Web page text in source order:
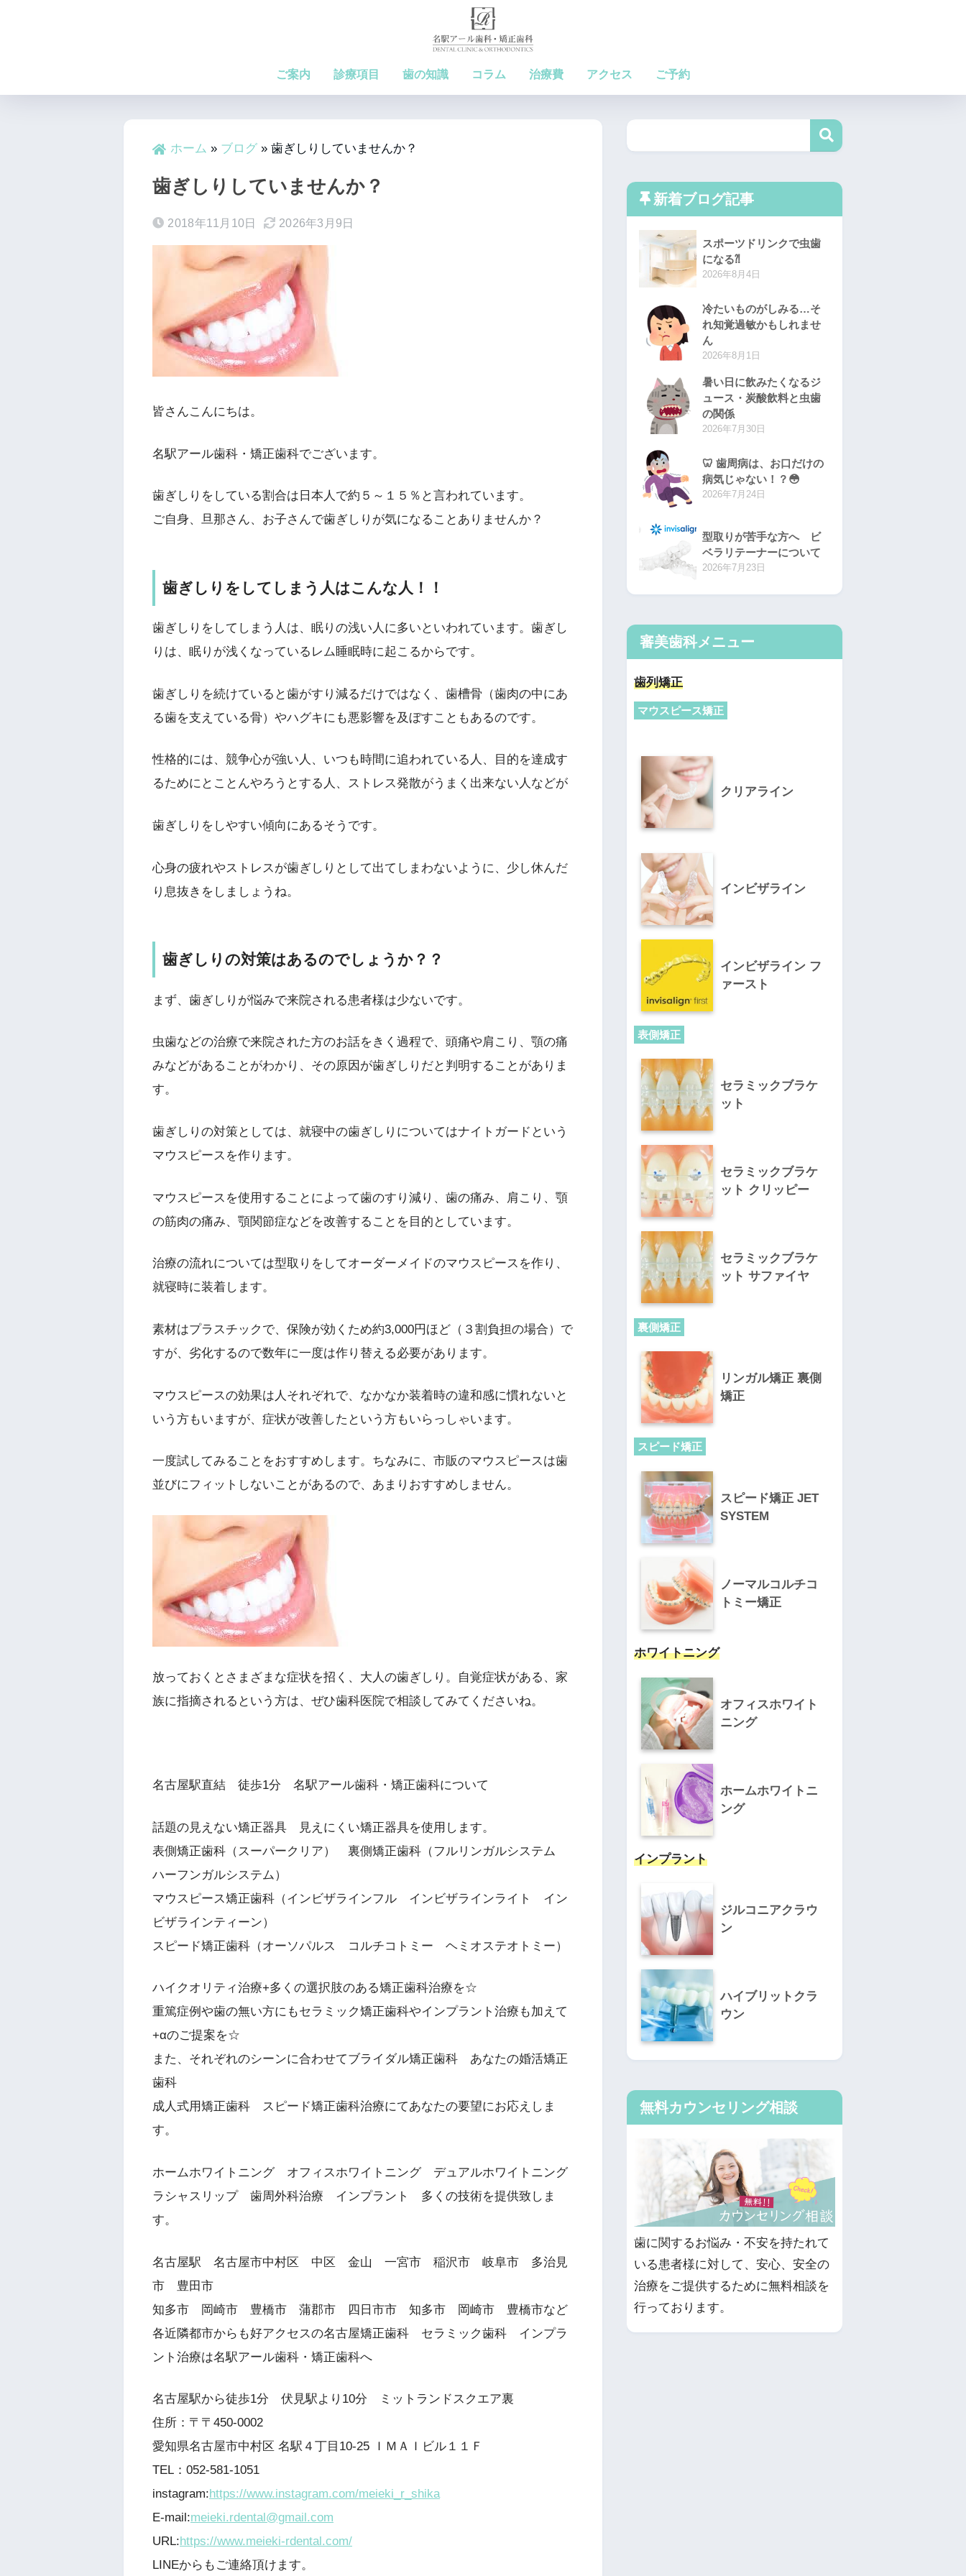
ご案内 診療項目 歯の知識 コラム 治療費 アクセス ご予約
ホーム » ブログ » 歯ぎしりしていませんか？
歯ぎしりしていませんか？
2018年11月10日 2026年3月9日
皆さんこんにちは。
名駅アール歯科・矯正歯科でございます。
歯ぎしりをしている割合は日本人で約５～１５％と言われています。
ご自身、旦那さん、お子さんで歯ぎしりが気になることありませんか？
歯ぎしりをしてしまう人はこんな人！！
歯ぎしりをしてしまう人は、眠りの浅い人に多いといわれています。歯ぎし
りは、眠りが浅くなっているレム睡眠時に起こるからです。
歯ぎしりを続けていると歯がすり減るだけではなく、歯槽骨（歯肉の中にあ
る歯を支えている骨）やハグキにも悪影響を及ぼすこともあるのです。
性格的には、競争心が強い人、いつも時間に追われている人、目的を達成す
るためにとことんやろうとする人、ストレス発散がうまく出来ない人などが
歯ぎしりをしやすい傾向にあるそうです。
心身の疲れやストレスが歯ぎしりとして出てしまわないように、少し休んだ
り息抜きをしましょうね。
歯ぎしりの対策はあるのでしょうか？？
まず、歯ぎしりが悩みで来院される患者様は少ないです。
虫歯などの治療で来院された方のお話をきく過程で、頭痛や肩こり、顎の痛
みなどがあることがわかり、その原因が歯ぎしりだと判明することがありま
す。
歯ぎしりの対策としては、就寝中の歯ぎしりについてはナイトガードという
マウスピースを作ります。
マウスピースを使用することによって歯のすり減り、歯の痛み、肩こり、顎
の筋肉の痛み、顎関節症などを改善することを目的としています。
治療の流れについては型取りをしてオーダーメイドのマウスピースを作り、
就寝時に装着します。
素材はプラスチックで、保険が効くため約3,000円ほど（３割負担の場合）で
すが、劣化するので数年に一度は作り替える必要があります。
マウスピースの効果は人それぞれで、なかなか装着時の違和感に慣れないと
いう方もいますが、症状が改善したという方もいらっしゃいます。
一度試してみることをおすすめします。ちなみに、市販のマウスピースは歯
並びにフィットしないことがあるので、あまりおすすめしません。
放っておくとさまざまな症状を招く、大人の歯ぎしり。自覚症状がある、家
族に指摘されるという方は、ぜひ歯科医院で相談してみてくださいね。
名古屋駅直結 徒歩1分 名駅アール歯科・矯正歯科について
話題の見えない矯正器具 見えにくい矯正器具を使用します。
表側矯正歯科（スーパークリア） 裏側矯正歯科（フルリンガルシステム
ハーフンガルシステム）
マウスピース矯正歯科（インビザラインフル インビザラインライト イン
ビザラインティーン）
スピード矯正歯科（オーソパルス コルチコトミー ヘミオステオトミー）
ハイクオリティ治療+多くの選択肢のある矯正歯科治療を☆
重篤症例や歯の無い方にもセラミック矯正歯科やインプラント治療も加えて
+αのご提案を☆
また、それぞれのシーンに合わせてブライダル矯正歯科 あなたの婚活矯正
歯科
成人式用矯正歯科 スピード矯正歯科治療にてあなたの要望にお応えしま
す。
ホームホワイトニング オフィスホワイトニング デュアルホワイトニング
ラシャスリップ 歯周外科治療 インプラント 多くの技術を提供致しま
す。
名古屋駅 名古屋市中村区 中区 金山 一宮市 稲沢市 岐阜市 多治見
市 豊田市
知多市 岡崎市 豊橋市 蒲郡市 四日市市 知多市 岡崎市 豊橋市など
各近隣都市からも好アクセスの名古屋矯正歯科 セラミック歯科 インプラ
ント治療は名駅アール歯科・矯正歯科へ
名古屋駅から徒歩1分 伏見駅より10分 ミットランドスクエア裏
住所：〒〒450-0002
愛知県名古屋市中村区 名駅４丁目10-25 ＩＭＡＩビル１１Ｆ
TEL：052-581-1051
instagram:https://www.instagram.com/meieki_r_shika
E-mail:meieki.rdental@gmail.com
URL:https://www.meieki-rdental.com/
LINEからもご連絡頂けます。
新着ブログ記事
スポーツドリンクで虫歯
になる⁈
2026年8月4日
冷たいものがしみる…そ
れ知覚過敏かもしれませ
ん
2026年8月1日
暑い日に飲みたくなるジ
ュース・炭酸飲料と虫歯
の関係
2026年7月30日
🦷 歯周病は、お口だけの
病気じゃない！？😳
2026年7月24日
型取りが苦手な方へ ビ
ベラリテーナーについて
2026年7月23日
審美歯科メニュー
歯列矯正
マウスピース矯正
クリアライン
インビザライン
インビザライン フ
ァースト
表側矯正
セラミックブラケ
ット
セラミックブラケ
ット クリッピー
セラミックブラケ
ット サファイヤ
裏側矯正
リンガル矯正 裏側
矯正
スピード矯正
スピード矯正 JET
SYSTEM
ノーマルコルチコ
トミー矯正
ホワイトニング
オフィスホワイト
ニング
ホームホワイトニ
ング
インプラント
ジルコニアクラウ
ン
ハイブリットクラ
ウン
無料カウンセリング相談
歯に関するお悩み・不安を持たれて
いる患者様に対して、安心、安全の
治療をご提供するために無料相談を
行っております。